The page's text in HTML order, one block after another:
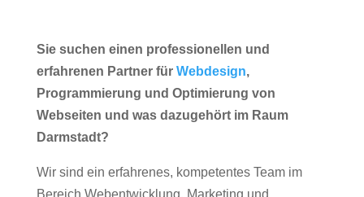
Sie suchen einen professionellen und
erfahrenen Partner für Webdesign,
Programmierung und Optimierung von
Webseiten und was dazugehört im Raum
Darmstadt?
Wir sind ein erfahrenes, kompetentes Team im
Bereich Webentwicklung, Marketing und